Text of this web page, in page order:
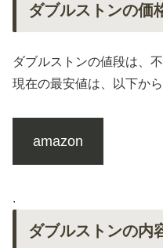
ダブルストンの価
ダブルストンの値段は、不
現在の最安値は、以下か
amazon
.
ダブルストンの内